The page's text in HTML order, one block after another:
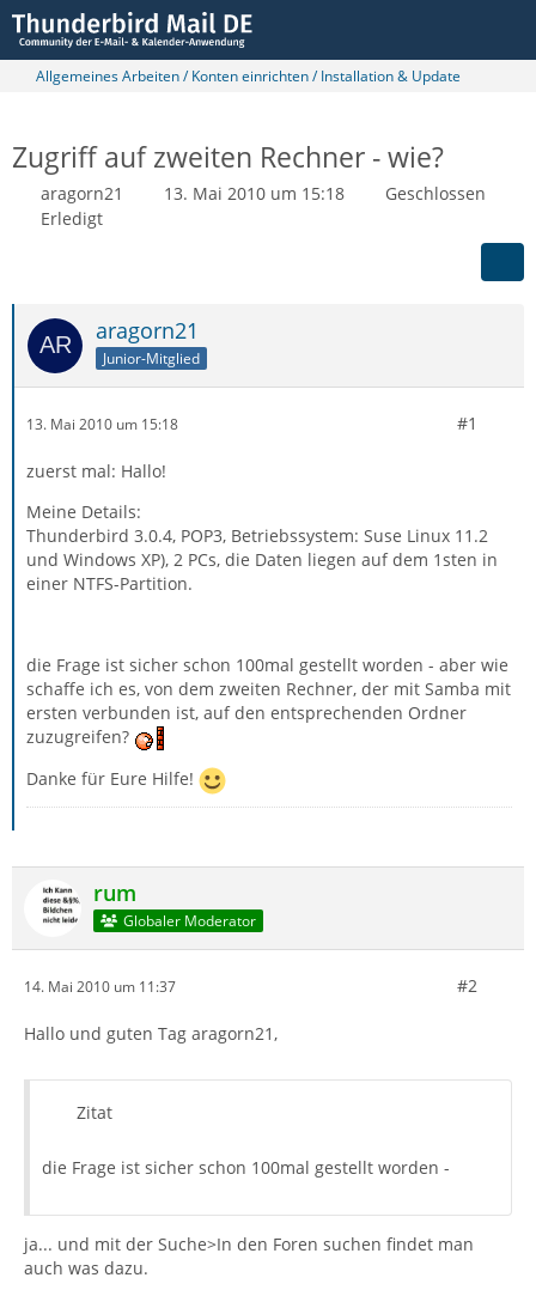
Allgemeines Arbeiten / Konten einrichten / Installation & Update
Zugriff auf zweiten Rechner - wie?
aragorn21 13. Mai 2010 um 15:18
Geschlossen
Erledigt
aragorn21
Junior-Mitglied
13. Mai 2010 um 15:18 #1
zuerst mal: Hallo!
Meine Details:
Thunderbird 3.0.4, POP3, Betriebssystem: Suse Linux 11.2
und Windows XP), 2 PCs, die Daten liegen auf dem 1sten in
einer NTFS-Partition.
die Frage ist sicher schon 100mal gestellt worden - aber wie
schaffe ich es, von dem zweiten Rechner, der mit Samba mit
ersten verbunden ist, auf den entsprechenden Ordner
zuzugreifen?
Danke für Eure Hilfe!
rum
Globaler Moderator
14. Mai 2010 um 11:37 #2
Hallo und guten Tag aragorn21,
Zitat
die Frage ist sicher schon 100mal gestellt worden -
ja... und mit der Suche>In den Foren suchen findet man
auch was dazu.